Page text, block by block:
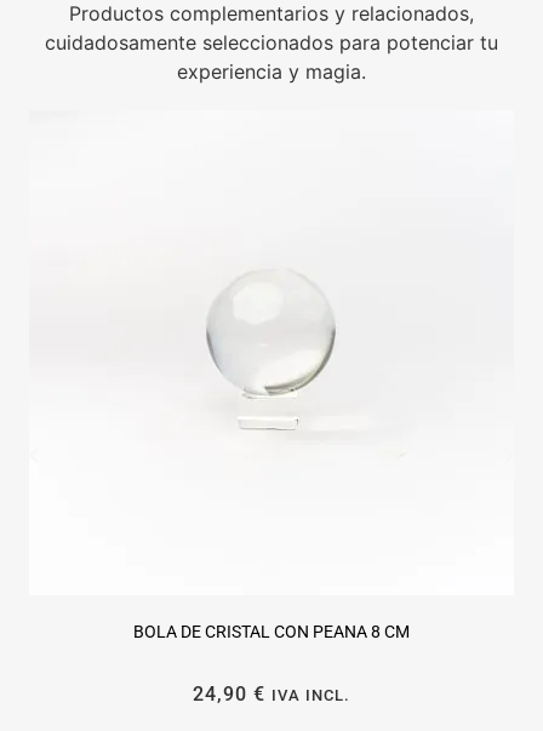
Productos complementarios y relacionados,
cuidadosamente seleccionados para potenciar tu
experiencia y magia.
BOLA DE CRISTAL CON PEANA 8 CM
24,90 € IVA INCL.